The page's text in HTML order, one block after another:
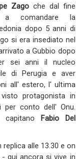
Zagoche dal fine
a comandare la
dopo 5 anni di
si era insediato nel
a Gubbio dopo
sei anni il nucleo
di Perugia e aver
all' estero, l' ultima
protagonista in
per conto dell' Onu.
capitano Fabio Del
alle 13.30 e on
qui ancora si vive in